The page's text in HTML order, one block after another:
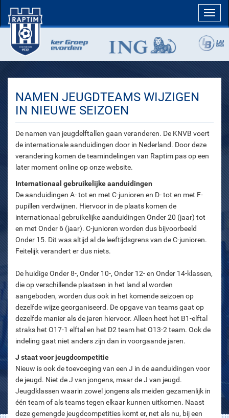
NAMEN JEUGDTEAMS WIJZIGEN
IN NIEUWE SEIZOEN
De namen van jeugdelftallen gaan veranderen. De KNVB voert
de internationale aanduidingen door in Nederland. Door deze
verandering komen de teamindelingen van Raptim pas op een
later moment online op onze website.
Internationaal gebruikelijke aanduidingen
De aanduidingen A- tot en met C-junioren en D- tot en met F-
pupillen verdwijnen. Hiervoor in de plaats komen de
internationaal gebruikelijke aanduidingen Onder 20 (jaar) tot
en met Onder 6 (jaar). C-junioren worden dus bijvoorbeeld
Onder 15. Dit was altijd al de leeftijdsgrens van de C-junioren.
Feitelijk verandert er dus niets.
De huidige Onder 8-, Onder 10-, Onder 12- en Onder 14-klassen,
die op verschillende plaatsen in het land al worden
aangeboden, worden dus ook in het komende seizoen op
dezelfde wijze georganiseerd. De opgave van teams gaat op
dezelfde manier als de jaren hiervoor. Alleen heet het B1-elftal
straks het O17-1 elftal en het D2 team het O13-2 team. Ook de
indeling gaat niet anders zijn dan in voorgaande jaren.
J staat voor jeugdcompetitie
Nieuw is ook de toevoeging van een J in de aanduidingen voor
de jeugd. Niet de J van jongens, maar de J van jeugd.
Jeugdklassen waarin zowel jongens als meiden gezamenlijk in
één team of als teams tegen elkaar kunnen uitkomen. Naast
deze gemengde jeugdcompetities komt er, net als nu, bij een